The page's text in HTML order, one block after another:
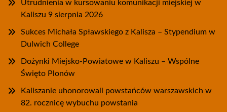
Utrudnienia w kursowaniu komunikacji miejskiej w
Kaliszu 9 sierpnia 2026
Sukces Michała Spławskiego z Kalisza – Stypendium w
Dulwich College
Dożynki Miejsko-Powiatowe w Kaliszu – Wspólne
Święto Plonów
Kaliszanie uhonorowali powstańców warszawskich w
82. rocznicę wybuchu powstania